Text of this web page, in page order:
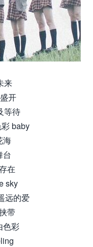
来
开
等待
baby
海
台
在
sky
远的爱
带
色彩